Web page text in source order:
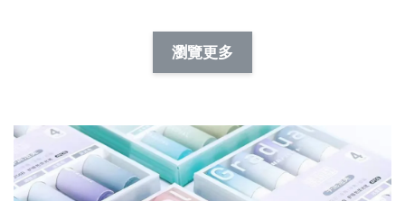
NT$ 19.00
NT$ 66.00
加入購物車
瀏覽更多